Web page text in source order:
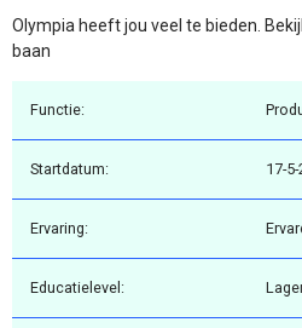
Olympia heeft jou veel te bieden.
baan
Functie:
Startdatum: 17-
Ervaring:
Educatielevel: